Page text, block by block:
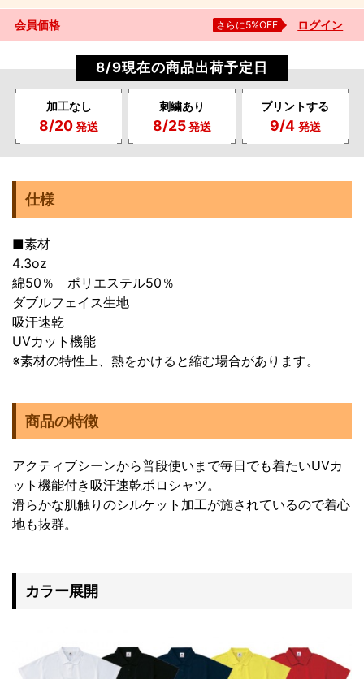
会員価格 さらに5%OFF ログイン
8/9現在の商品出荷予定日
加工なし
8/20 発送
刺繍あり
8/25 発送
プリントする
9/4 発送
仕様
■素材
4.3oz
綿50％ ポリエステル50％
ダブルフェイス生地
吸汗速乾
UVカット機能
※素材の特性上、熱をかけると縮む場合があります。
商品の特徴
アクティブシーンから普段使いまで毎日でも着たいUVカ
ット機能付き吸汗速乾ポロシャツ。
滑らかな肌触りのシルケット加工が施されているので着心
地も抜群。
カラー展開